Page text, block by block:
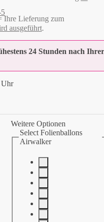
Ihre Lieferung zum
ausgeführt.
24 Stunden nach
Uhr
Weitere Optionen
Select Folienballons
Airwalker